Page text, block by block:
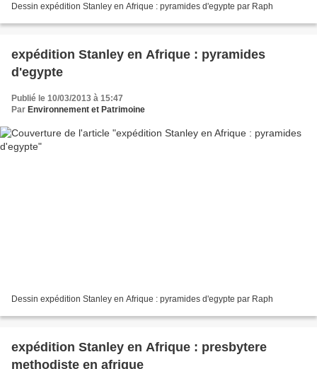
Dessin expédition Stanley en Afrique : pyramides d'egypte par Raph
expédition Stanley en Afrique : pyramides
d'egypte
Publié le 10/03/2013 à 15:47
Par Environnement et Patrimoine
Dessin expédition Stanley en Afrique : pyramides d'egypte par Raph
expédition Stanley en Afrique : presbytere
methodiste en afrique